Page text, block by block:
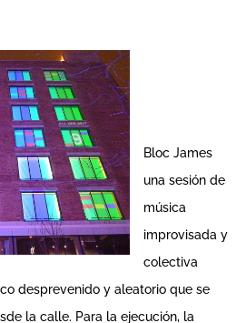
Bloc James
una sesión de
música
improvisada y
colectiva
desprevenido y aleatorio que se
la calle. Para la ejecución, la